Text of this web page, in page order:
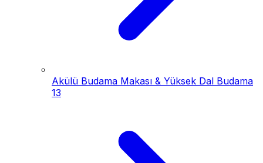
Akülü Budama Makası & Yüksek Dal Budama
13